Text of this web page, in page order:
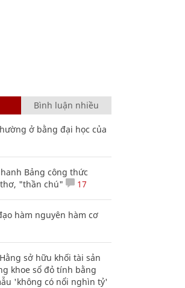
Bình luận nhiều
ở bằng đại học của
Bảng công thức
"thần chú"
17
hàm nguyên hàm cơ
sở hữu khối tài sản
khoe sổ đỏ tính bằng
'không có nổi nghìn tỷ'